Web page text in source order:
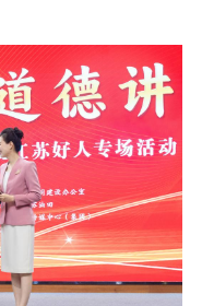
全民国防教育
利